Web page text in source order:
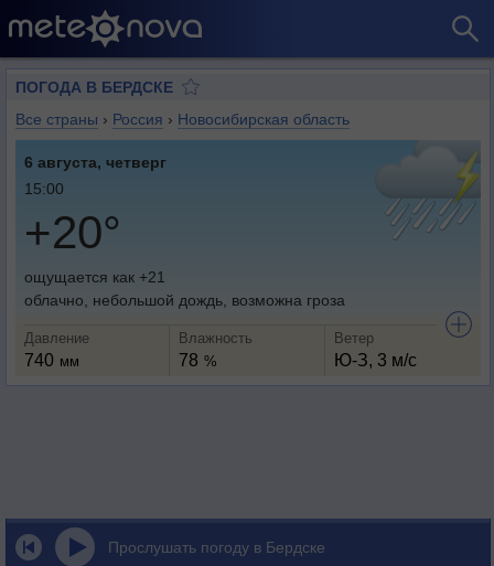
ПОГОДА В БЕРДСКЕ
Все страны › Россия › Новосибирская область
6 августа, четверг
15:00
+20°
ощущается как +21
облачно, небольшой дождь, возможна гроза
Давление
740 мм
Влажность
78 %
Ветер
Ю-З, 3 м/с
Прослушать погоду в Бердске